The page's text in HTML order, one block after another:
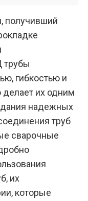
получивший
трубы
гибкостью и
делает их одним
надежных
труб
сварочные
их
которые